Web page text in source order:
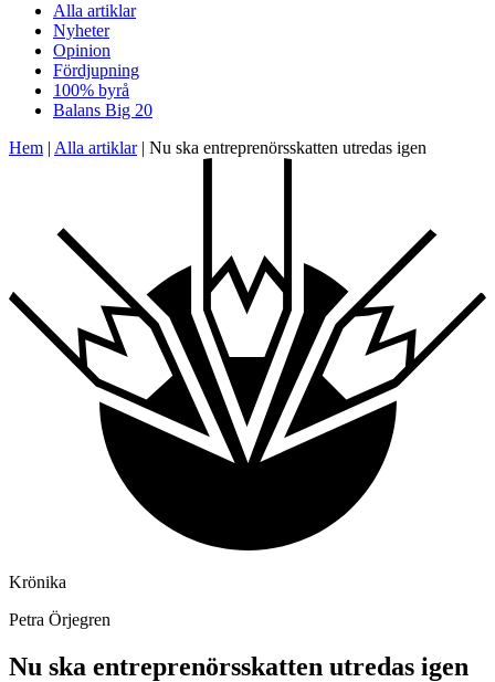
Alla artiklar
Nyheter
Opinion
Fördjupning
100% byrå
Balans Big 20
Hem | Alla artiklar| Nu ska entreprenörs­skatten utredas igen
Krönika
Petra Örjegren
Nu ska entreprenörs­skatten utredas igen